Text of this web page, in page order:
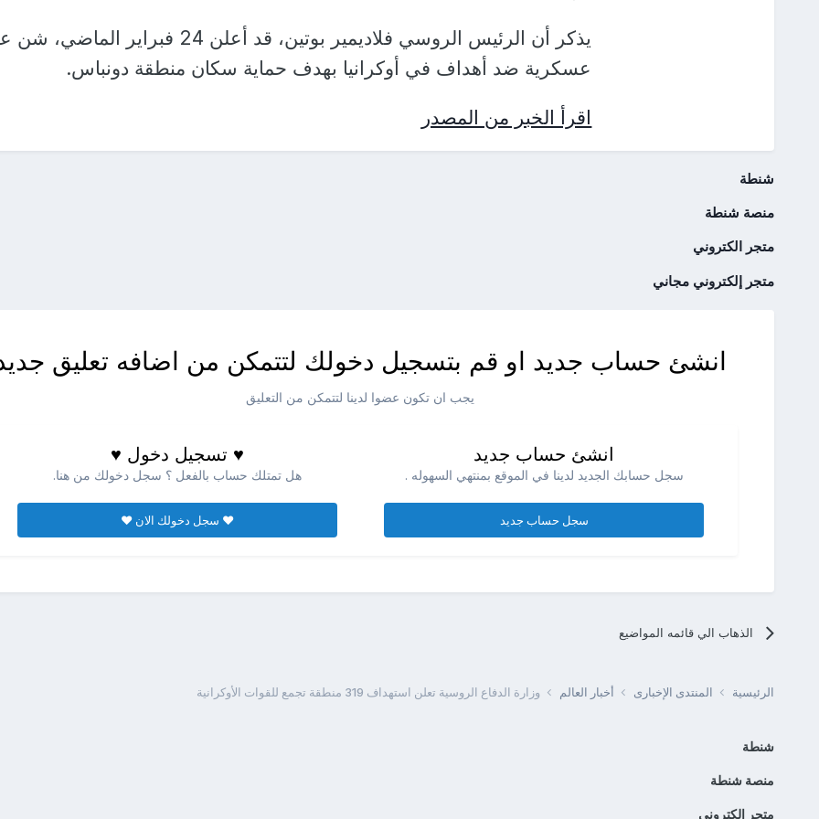
يذكر أن الرئيس الروسي فلاديمير بوتين، قد أعلن 24 فبراير
عسكرية ضد أهداف في أوكرانيا بهدف حماية سكان منطقة دونباس.
اقرأ الخبر من المصدر
شنطة
منصة شنطة
متجر الكتروني
متجر إلكتروني مجاني
انشئ حساب جديد او قم بتسجيل دخولك لتتمكن من اضافه تعليق
يجب ان تكون عضوا لدينا لتتمكن من التعليق
انشئ حساب جديد
سجل حسابك الجديد لدينا في الموقع بمنتهي السهوله .
سجل حساب جديد
♥ تسجيل دخول ♥
هل تمتلك حساب بالفعل ؟ سجل دخولك من هنا.
♥ سجل دخولك الان ♥
الذهاب الي قائمه المواضيع
الرئيسية المنتدى الإخبارى أخبار العالم وزارة الدفاع الروسية تعلن استهداف 319 منطقة تجمع للقوات الأوكرانية
شنطة
منصة شنطة
متجر الكتروني